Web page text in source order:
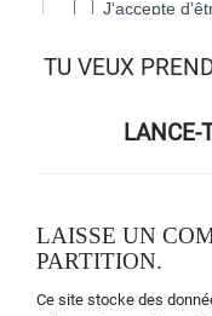
TU VEUX
LANCE-
LAISSE UN
PARTITION.
Ce site stocke des